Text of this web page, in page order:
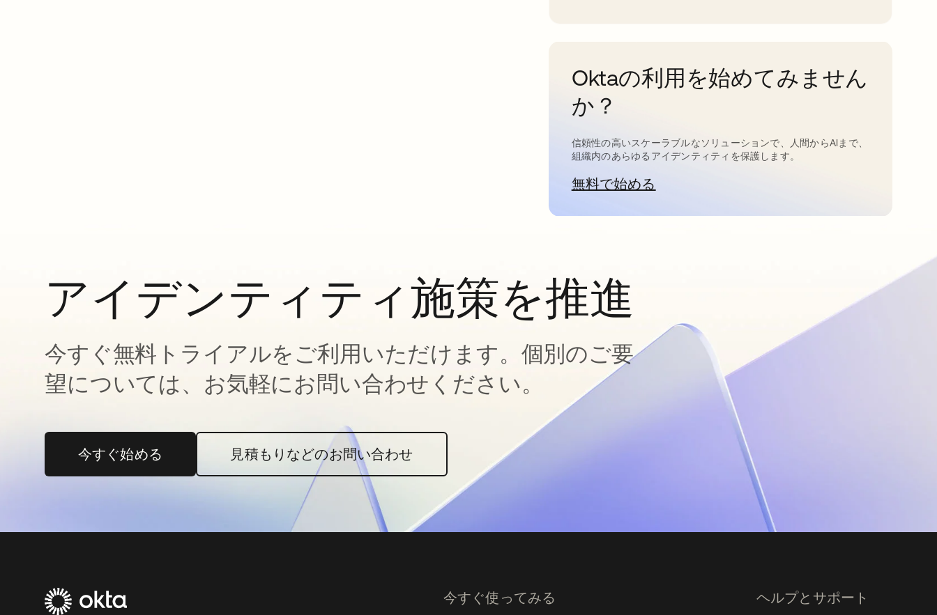
Oktaの利用を始めてみません
か？
信頼性の高いスケーラブルなソリューションで、人間からAIまで、
組織内のあらゆるアイデンティティを保護します。
無料で始める新しいタブで開く
アイデンティティ施策を推進
今すぐ無料トライアルをご利用いただけます。個別のご要
望については、お気軽にお問い合わせください。
今すぐ始める新しいタブで開く 見積もりなどのお問い合わせ
今すぐ使ってみる ヘルプとサポート